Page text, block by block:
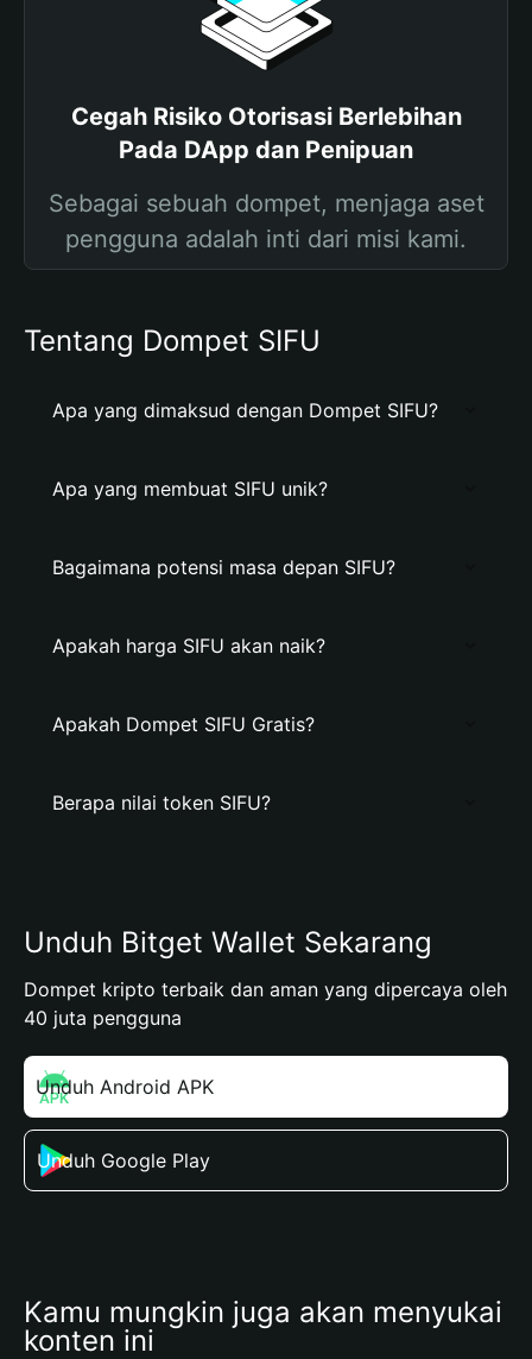
Cegah Risiko Otorisasi Berlebihan
Pada DApp dan Penipuan
Sebagai sebuah dompet, menjaga aset
pengguna adalah inti dari misi kami.
Tentang Dompet SIFU
Apa yang dimaksud dengan Dompet SIFU?
Apa yang membuat SIFU unik?
Bagaimana potensi masa depan SIFU?
Apakah harga SIFU akan naik?
Apakah Dompet SIFU Gratis?
Berapa nilai token SIFU?
Unduh Bitget Wallet Sekarang
Dompet kripto terbaik dan aman yang dipercaya oleh
40 juta pengguna
Unduh Android APK
Unduh Google Play
Kamu mungkin juga akan menyukai
konten ini